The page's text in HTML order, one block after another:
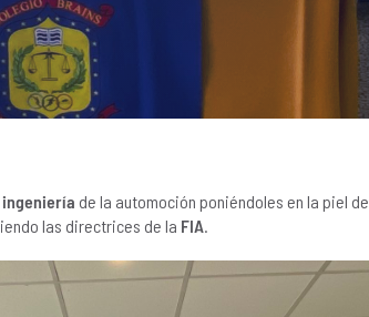
ingeniería de la automoción poniéndoles en la piel de
las directrices de la FIA.